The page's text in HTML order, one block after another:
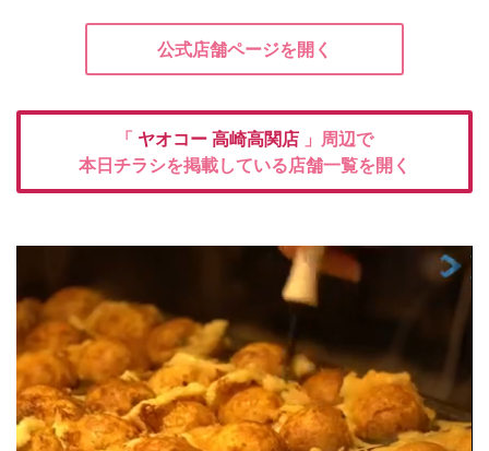
公式店舗ページを開く
「 ヤオコー 高崎高関店 」周辺で
本日チラシを掲載している店舗一覧を開く